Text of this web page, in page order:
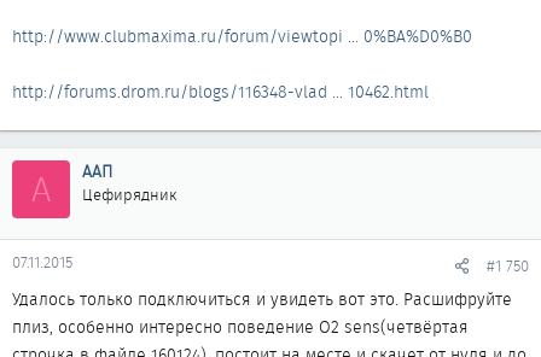
http://www.clubmaxima.ru/forum/viewtopi ... 0%BA%D0%B0
http://forums.drom.ru/blogs/116348-vlad ... 10462.html
А ААП
Цефирядник
07.11.2015 #1 750
Удалось только подключиться и увидеть вот это. Расшифруйте
плиз, особенно интересно поведение О2 sens(четвёртая